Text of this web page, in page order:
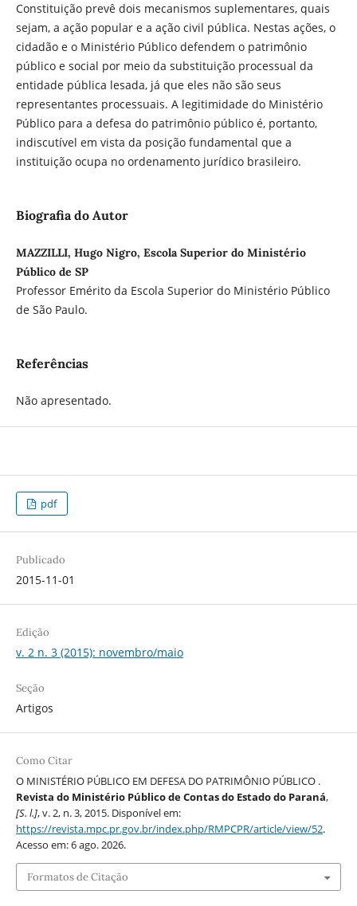
Constituição prevê dois mecanismos suplementares, quais
sejam, a ação popular e a ação civil pública. Nestas ações, o
cidadão e o Ministério Público defendem o patrimônio
público e social por meio da substituição processual da
entidade pública lesada, já que eles não são seus
representantes processuais. A legitimidade do Ministério
Público para a defesa do patrimônio público é, portanto,
indiscutível em vista da posição fundamental que a
instituição ocupa no ordenamento jurídico brasileiro.
Biografia do Autor
MAZZILLI, Hugo Nigro, Escola Superior do Ministério
Público de SP
Professor Emérito da Escola Superior do Ministério Público
de São Paulo.
Referências
Não apresentado.
pdf
Publicado
2015-11-01
Edição
v. 2 n. 3 (2015): novembro/maio
Seção
Artigos
Como Citar
O MINISTÉRIO PÚBLICO EM DEFESA DO PATRIMÔNIO PÚBLICO .
Revista do Ministério Público de Contas do Estado do Paraná,
[S. l.], v. 2, n. 3, 2015. Disponível em:
https://revista.mpc.pr.gov.br/index.php/RMPCPR/article/view/52.
Acesso em: 6 ago. 2026.
Formatos de Citação